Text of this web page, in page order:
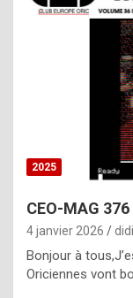
2025
CEO-MAG 376
4 janvier 2026
Bonjour à
Oriciennes vont